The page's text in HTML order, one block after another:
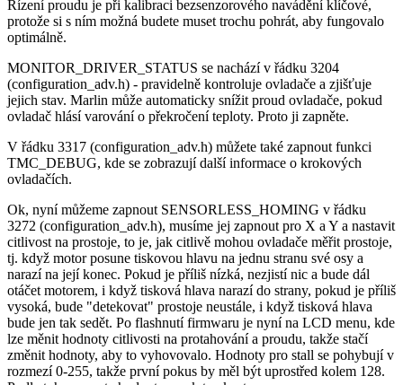
Řízení proudu je při kalibraci bezsenzorového navádění klíčové,
protože si s ním možná budete muset trochu pohrát, aby fungovalo
optimálně.
MONITOR_DRIVER_STATUS se nachází v řádku 3204
(configuration_adv.h) - pravidelně kontroluje ovladače a zjišťuje
jejich stav. Marlin může automaticky snížit proud ovladače, pokud
ovladač hlásí varování o překročení teploty. Proto ji zapněte.
V řádku 3317 (configuration_adv.h) můžete také zapnout funkci
TMC_DEBUG, kde se zobrazují další informace o krokových
ovladačích.
Ok, nyní můžeme zapnout SENSORLESS_HOMING v řádku
3272 (configuration_adv.h), musíme jej zapnout pro X a Y a nastavit
citlivost na prostoje, to je, jak citlivě mohou ovladače měřit prostoje,
tj. když motor posune tiskovou hlavu na jednu stranu své osy a
narazí na její konec. Pokud je příliš nízká, nezjistí nic a bude dál
otáčet motorem, i když tisková hlava narazí do strany, pokud je příliš
vysoká, bude "detekovat" prostoje neustále, i když tisková hlava
bude jen tak sedět. Po flashnutí firmwaru je nyní na LCD menu, kde
lze měnit hodnoty citlivosti na protahování a proudu, takže stačí
změnit hodnoty, aby to vyhovovalo. Hodnoty pro stall se pohybují v
rozmezí 0-255, takže první pokus by měl být uprostřed kolem 128.